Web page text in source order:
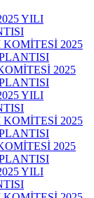
YILI
2025
2025
YILI
2025
2025
YILI